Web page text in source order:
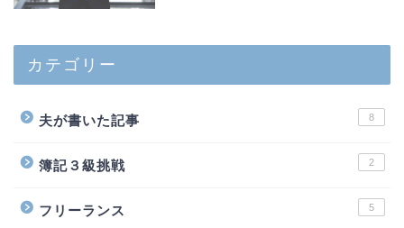
カテゴリー
夫が書いた記事 8
簿記３級挑戦 2
フリーランス 5